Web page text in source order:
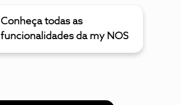
Conheça todas as
funcionalidades da my NOS